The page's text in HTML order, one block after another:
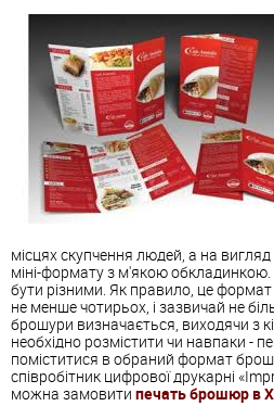
місцях скупчення людей, а на
міні-формату з м'якою
бути різними. Як правило, це формат
не менше чотирьох, і зазвичай не
брошури визначається, виходячи з
необхідно розмістити чи навпаки -
поміститися в обраний формат
співробітник цифровоїдрукарні «
можна замовити печать брошюр в